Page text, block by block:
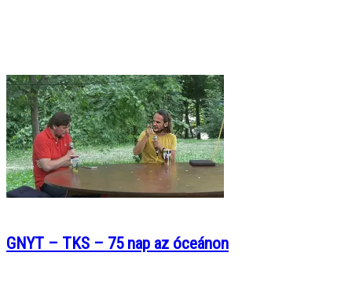
GNYT – TKS – 75 nap az óceánon